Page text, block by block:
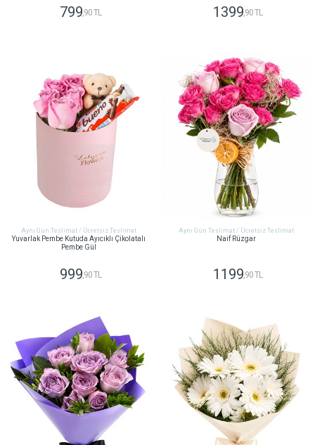
799,90 TL 1399,90 TL
Aynı Gün Teslimat / Ücretsiz Teslimat
Yuvarlak Pembe Kutuda Ayıcıklı Çikolatalı
Pembe Gül
999,90 TL
Aynı Gün Teslimat / Ücretsiz Teslimat
Naif Rüzgar
1199 ,90 TL